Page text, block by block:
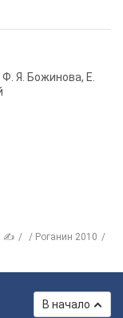
Ф. Я. Божинова, Е.
✍
Роганин 2010
В начало